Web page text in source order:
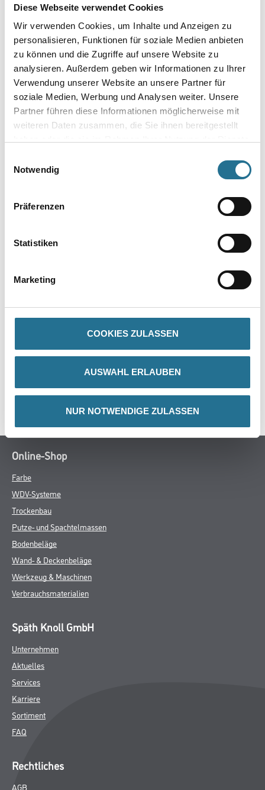
Diese Webseite verwendet Cookies
Wir verwenden Cookies, um Inhalte und Anzeigen zu
personalisieren, Funktionen für soziale Medien anbieten
zu können und die Zugriffe auf unsere Website zu
analysieren. Außerdem geben wir Informationen zu Ihrer
Verwendung unserer Website an unsere Partner für
soziale Medien, Werbung und Analysen weiter. Unsere
Partner führen diese Informationen möglicherweise mit
weiteren Daten zusammen, die Sie ihnen bereitgestellt
Notwendig
Präferenzen
Statistiken
Marketing
COOKIES ZULASSEN
AUSWAHL ERLAUBEN
NUR NOTWENDIGE ZULASSEN
Umrechnungsfaktoren
- Dickwandiges, geriffeltes Aluminiumrohr
- Eloxiert
- Mit Klick-System zur festen Arretierung des Farbrollers
GEFAHRENHINWEISE
Online-Shop
Farbe
WDV-Systeme
Trockenbau
Putze- und Spachtelmassen
Bodenbeläge
Wand- & Deckenbeläge
Werkzeug & Maschinen
Verbrauchsmaterialien
Späth Knoll GmbH
Unternehmen
Aktuelles
Services
Karriere
Sortiment
FAQ
Rechtliches
AGB